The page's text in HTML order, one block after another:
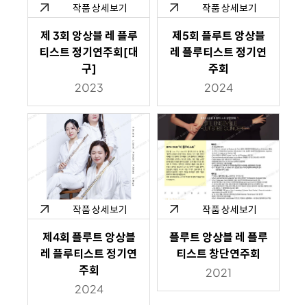
작품 상세보기
제 3회 앙상블 레 플루
티스트 정기연주회[대
구]
2023
작품 상세보기
제5회 플루트 앙상블
레 플루티스트 정기연
주회
2024
작품 상세보기
제4회 플루트 앙상블
레 플루티스트 정기연
주회
2024
작품 상세보기
플루트 앙상블 레 플루
티스트 창단연주회
2021